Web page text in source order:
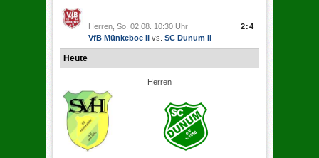
Herren, So. 02.08. 10:30 Uhr
VfB Münkeboe II vs. SC Dunum II
2:4
Heute
Herren